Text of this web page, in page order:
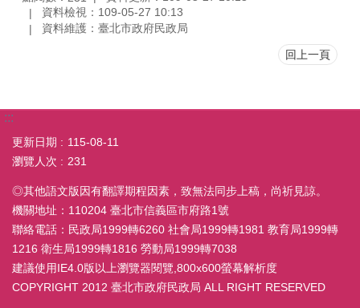
資料檢視：109-05-27 10:13
資料維護：臺北市政府民政局
回上一頁
:::
更新日期
115-08-11
瀏覽人次
231
◎其他語文版因有翻譯期程因素，致無法同步上稿，尚祈見諒。
機關地址：110204 臺北市信義區市府路1號
聯絡電話：民政局1999轉6260 社會局1999轉1981 教育局1999轉
1216 衛生局1999轉1816 勞動局1999轉7038
建議使用IE4.0版以上瀏覽器閱覽,800x600螢幕解析度
COPYRIGHT 2012 臺北市政府民政局 ALL RIGHT RESERVED